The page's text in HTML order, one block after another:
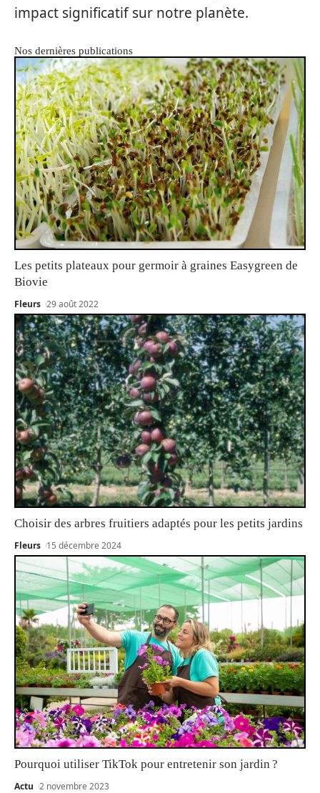
impact significatif sur notre planète.
Nos dernières publications
Les petits plateaux pour germoir à graines Easygreen de
Biovie
Fleurs 29 août 2022
Choisir des arbres fruitiers adaptés pour les petits jardins
Fleurs 15 décembre 2024
Pourquoi utiliser TikTok pour entretenir son jardin ?
Actu 2 novembre 2023